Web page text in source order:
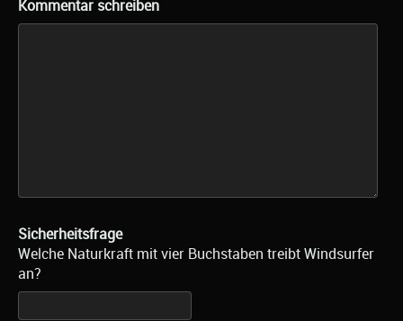
Kommentar schreiben
Sicherheitsfrage
Welche Naturkraft mit vier Buchstaben treibt Windsurfer
an?